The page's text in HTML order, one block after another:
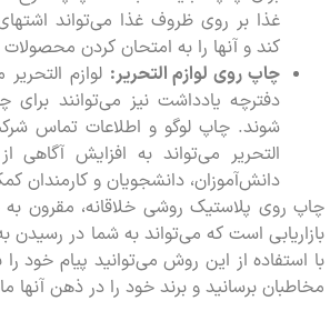
غذا بر روی ظروف غذا می‌تواند
کند و آنها را به امتحان کردن
چاپ روی لوازم التحریر: لوازم
دفترچه یادداشت نیز می‌توانند برای
شوند. چاپ لوگو و اطلاعات تماس
التحریر می‌تواند به افزایش آگاهی
دانش‌آموزان، دانشجویان و کارمندان
چاپ روی پلاستیک روشی خلاقانه، مقرون به
بازاریابی است که می‌تواند به شما در رسیدن
با استفاده از این روش می‌توانید پیام خود
مخاطبان برسانید و برند خود را در ذهن آنها